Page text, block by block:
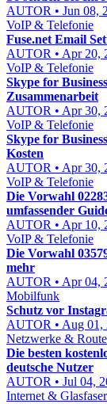
AUTOR • Jun 08,
VoIP & Telefonie
Fuse.net Email
AUTOR • Apr 20,
VoIP & Telefonie
Skype for
Zusammenarbeit
AUTOR • Apr 30,
VoIP & Telefonie
Skype for
Kosten
AUTOR • Apr 30,
VoIP & Telefonie
Die Vorwahl
umfassender
AUTOR • Apr 10,
VoIP & Telefonie
Die Vorwahl
mehr
AUTOR • Apr 04,
Mobilfunk
Schutz vor
AUTOR • Aug 01,
Netzwerke &
Die besten
deutsche Nutzer
AUTOR • Jul 04,
Internet & Glasfaser